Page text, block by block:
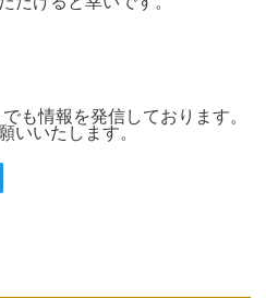
も情報を発信しております。
いいたします。